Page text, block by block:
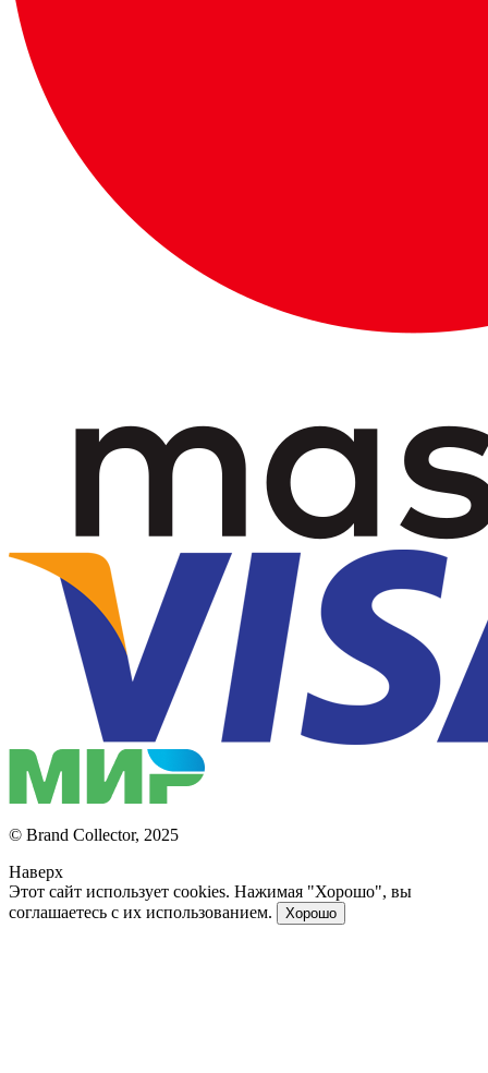
© Brand Collector, 2025
Наверх
Этот сайт использует cookies. Нажимая "Хорошо", вы
соглашаетесь с их использованием.
Хорошо